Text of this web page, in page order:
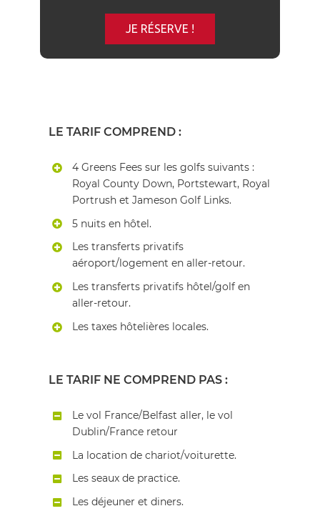
JE RÉSERVE !
LE TARIF COMPREND :
4 Greens Fees sur les golfs suivants :
Royal County Down, Portstewart, Royal
Portrush et Jameson Golf Links.
5 nuits en hôtel.
Les transferts privatifs
aéroport/logement en aller-retour.
Les transferts privatifs hôtel/golf en
aller-retour.
Les taxes hôtelières locales.
LE TARIF NE COMPREND PAS :
Le vol France/Belfast aller, le vol
Dublin/France retour
La location de chariot/voiturette.
Les seaux de practice.
Les déjeuner et diners.